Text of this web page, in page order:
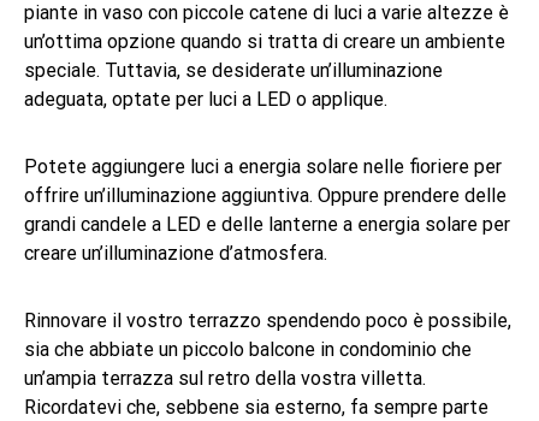
piante in vaso con piccole catene di luci a varie altezze è
un’ottima opzione quando si tratta di creare un ambiente
speciale. Tuttavia, se desiderate un’illuminazione
adeguata, optate per luci a LED o applique.
Potete aggiungere luci a energia solare nelle fioriere per
offrire un’illuminazione aggiuntiva. Oppure prendere delle
grandi candele a LED e delle lanterne a energia solare per
creare un’illuminazione d’atmosfera.
Rinnovare il vostro terrazzo spendendo poco è possibile,
sia che abbiate un piccolo balcone in condominio che
un’ampia terrazza sul retro della vostra villetta.
Ricordatevi che, sebbene sia esterno, fa sempre parte